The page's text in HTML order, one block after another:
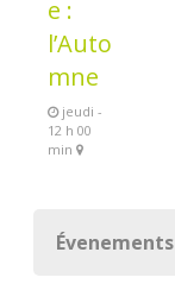
e :
l’Auto
mne
jeudi -
12 h 00
min
Évenements